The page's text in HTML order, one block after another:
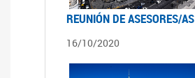
REUNIÓN DE ASESORES/AS
16/10/2020